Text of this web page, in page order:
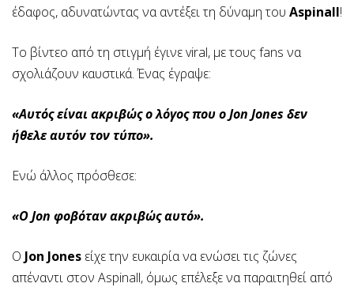
έδαφος, αδυνατώντας να αντέξει τη δύναμη του Aspinall!
Το βίντεο από τη στιγμή έγινε viral, με τους fans να
σχολιάζουν καυστικά. Ένας έγραψε:
«Αυτός είναι ακριβώς ο λόγος που ο Jon Jones δεν
ήθελε αυτόν τον τύπο».
Ενώ άλλος πρόσθεσε:
«Ο Jon φοβόταν ακριβώς αυτό».
Ο Jon Jones είχε την ευκαιρία να ενώσει τις ζώνες
απέναντι στον Aspinall, όμως επέλεξε να παραιτηθεί από